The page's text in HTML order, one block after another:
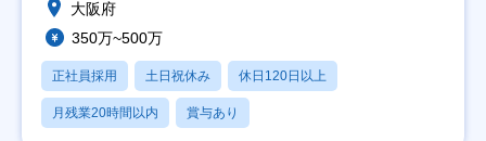
大阪府
350万~500万
正社員採用 土日祝休み 休日120日以上
月残業20時間以内 賞与あり